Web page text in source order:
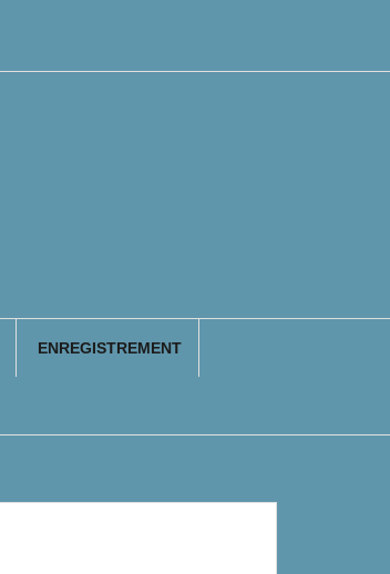
ENREGISTREMENT